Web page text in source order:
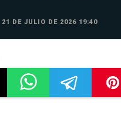
21 DE JULIO DE 2026 19:40